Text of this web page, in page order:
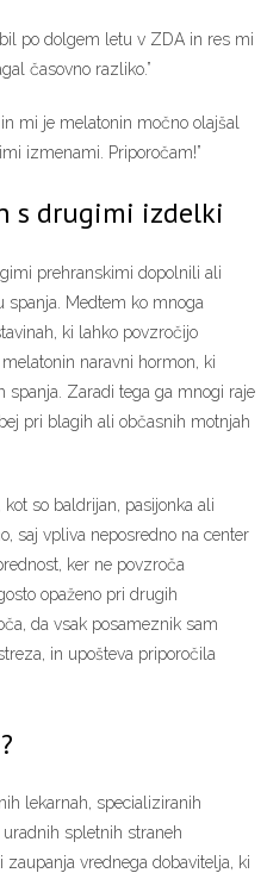
po dolgem letu v ZDA in res mi
časovno razliko.”
mi je melatonin močno olajšal
izmenami. Priporočam!”
s drugimi izdelki
prehranskimi dopolnili ali
spanja. Medtem ko mnoga
ki lahko povzročijo
naravni hormon, ki
spanja. Zaradi tega ga mnogi raje
pri blagih ali občasnih motnjah
so baldrijan, pasijonka ali
saj vpliva neposredno na center
ker ne povzroča
opaženo pri drugih
da vsak posameznik sam
in upošteva priporočila
lekarnah, specializiranih
spletnih straneh
vrednega dobavitelja, ki